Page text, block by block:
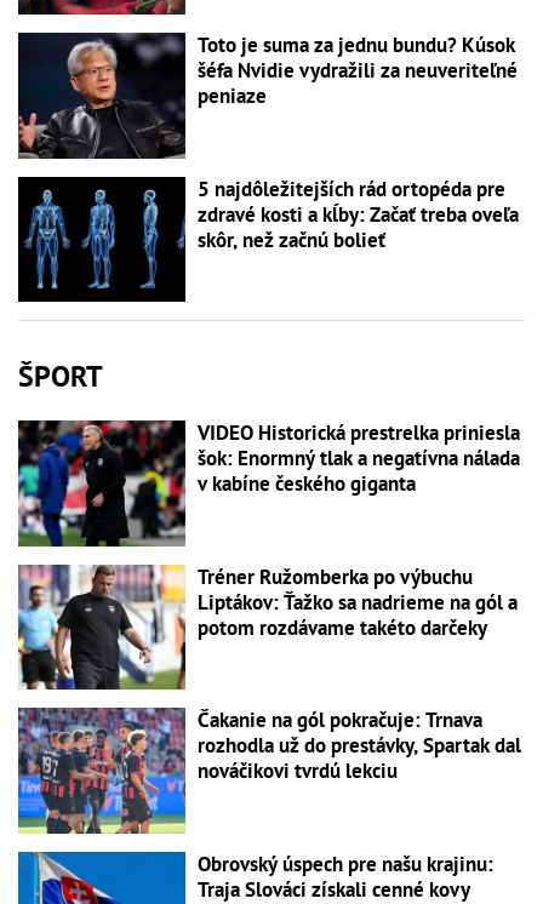
Toto je suma za jednu bundu? Kúsok
šéfa Nvidie vydražili za neuveriteľné
peniaze
5 najdôležitejších rád ortopéda pre
zdravé kosti a kĺby: Začať treba oveľa
skôr, než začnú bolieť
ŠPORT
VIDEO Historická prestrelka priniesla
šok: Enormný tlak a negatívna nálada
v kabíne českého giganta
Tréner Ružomberka po výbuchu
Liptákov: Ťažko sa nadrieme na gól a
potom rozdávame takéto darčeky
Čakanie na gól pokračuje: Trnava
rozhodla už do prestávky, Spartak dal
nováčikovi tvrdú lekciu
Obrovský úspech pre našu krajinu:
Traja Slováci získali cenné kovy